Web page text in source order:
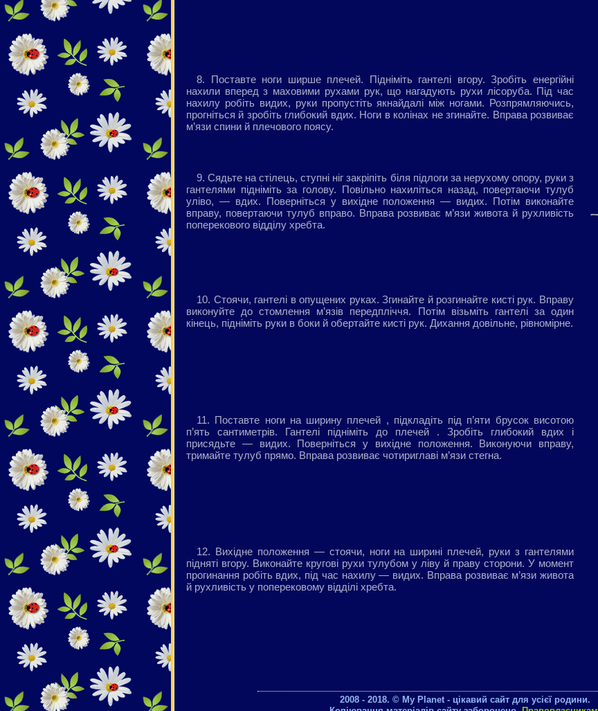
8. Поставте ноги ширше плечей. Підніміть гантелі вгору. Зробіть енергійні
нахили вперед з маховими рухами рук, що нагадують рухи лісоруба. Під час
нахилу робіть видих, руки пропустіть якнайдалі між ногами. Розпрямляючись,
прогніться й зробіть глибокий вдих. Ноги в колінах не згинайте. Вправа розвиває
м’язи спини й плечового поясу.
9. Сядьте на стілець, ступні ніг закріпіть біля підлоги за нерухому опору, руки з
гантелями підніміть за голову. Повільно нахиліться назад, повертаючи тулуб
уліво, — вдих. Поверніться у вихідне положення — видих. Потім виконайте
вправу, повертаючи тулуб вправо. Вправа розвиває м’язи живота й рухливість
поперекового відділу хребта.
10. Стоячи, гантелі в опущених руках. Згинайте й розгинайте кисті рук. Вправу
виконуйте до стомлення м’язів передпліччя. Потім візьміть гантелі за один
кінець, підніміть руки в боки й обертайте кисті рук. Дихання довільне, рівномірне.
11. Поставте ноги на ширину плечей , підкладіть під п’яти брусок висотою
п’ять сантиметрів. Гантелі підніміть до плечей . Зробіть глибокий вдих і
присядьте — видих. Поверніться у вихідне положення. Виконуючи вправу,
тримайте тулуб прямо. Вправа розвиває чотириглаві м’язи стегна.
12. Вихідне положення — стоячи, ноги на ширині плечей, руки з гантелями
підняті вгору. Виконайте кругові рухи тулубом у ліву й праву сторони. У момент
прогинання робіть вдих, під час нахилу — видих. Вправа розвиває м’язи живота
й рухливість у поперековому відділі хребта.
2008 - 2018. © My Planet - цікавий сайт для усієї родини.